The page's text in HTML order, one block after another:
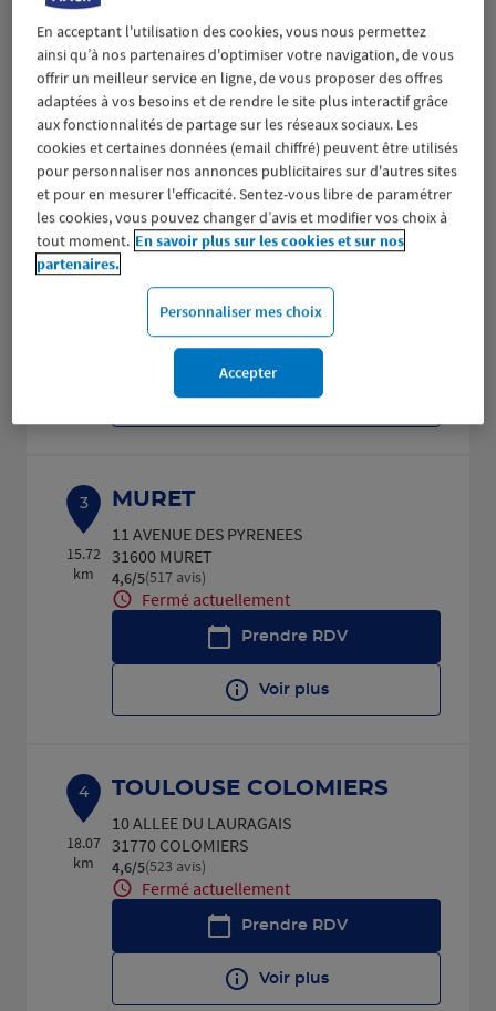
Fermé actuellement
Prendre RDV
Voir plus
2
14.7 km
TOULOUSE ETATS UNIS
48 B AVENUE DES ETATS UNIS
31200 TOULOUSE
Note de 4.5 sur 5
(229 avis)
Fermé actuellement
Prendre RDV
Voir plus
3
15.72
km
MURET
11 AVENUE DES PYRENEES
31600 MURET
4,6/5Note de 4.6 sur 5
(517 avis)
Fermé actuellement
Prendre RDV
Voir plus
4
18.07
km
TOULOUSE COLOMIERS
10 ALLEE DU LAURAGAIS
31770 COLOMIERS
4,6/5Note de 4.6 sur 5
(523 avis)
Fermé actuellement
Prendre RDV
Voir plus
En acceptant l'utilisation des cookies, vous nous permettez
ainsi qu’à nos partenaires d'optimiser votre navigation, de vous
offrir un meilleur service en ligne, de vous proposer des offres
adaptées à vos besoins et de rendre le site plus interactif grâce
aux fonctionnalités de partage sur les réseaux sociaux. Les
cookies et certaines données (email chiffré) peuvent être utilisés
pour personnaliser nos annonces publicitaires sur d'autres sites
et pour en mesurer l'efficacité. Sentez-vous libre de paramétrer
les cookies, vous pouvez changer d’avis et modifier vos choix à
tout moment. En savoir plus sur les cookies et sur nos
partenaires.
Personnaliser mes choix
Accepter